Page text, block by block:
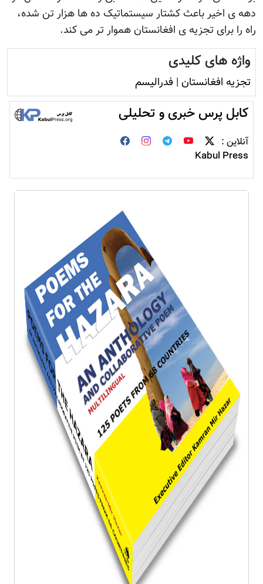
دهه ی اخیر باعث کشتار سیستماتیک ده ها هزار تن شده،
راه را برای تجزیه ی افغانستان هموار تر می کند.
واژه های کلیدی
تجزیه افغانستان | فدرالیسم
کابل پرس خبری و تحلیلی
آنلاین :
Kabul Press